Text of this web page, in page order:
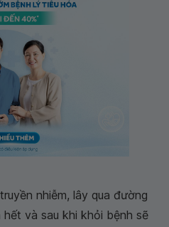
nhiễm, lây qua đường
và sau khi khỏi bệnh sẽ